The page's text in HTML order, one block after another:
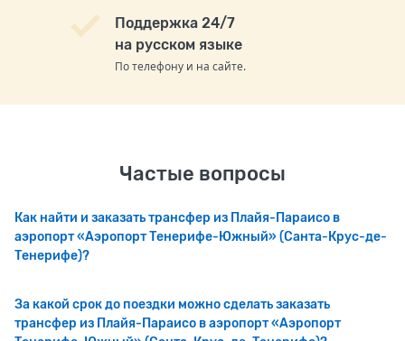
Поддержка 24/7
на русском языке
По телефону и на сайте.
Частые вопросы
Как найти и заказать трансфер из Плайя-Параисо в
аэропорт «Аэропорт Тенерифе-Южный» (Санта-Крус-де-
Тенерифе)?
За какой срок до поездки можно сделать заказать
трансфер из Плайя-Параисо в аэропорт «Аэропорт